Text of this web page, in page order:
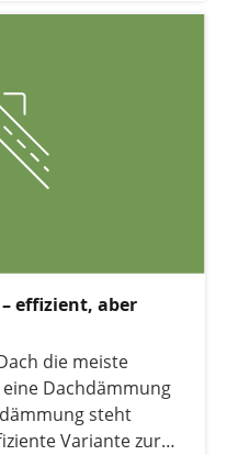
effizient, aber
die meiste
Dachdämmung
steht
Variante zur